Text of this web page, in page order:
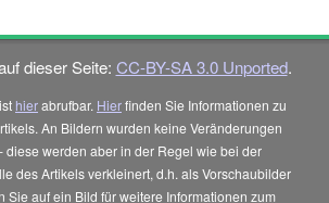
dieser Seite: CC-BY-SA 3.0 Unported.
hierabrufbar. Hierfinden Sie Informationen zu
An Bildern wurden keine Veränderungen
diese werden aber in der Regel wie bei der
des Artikels verkleinert, d.h. als Vorschaubilder
Sie auf ein Bild für weitere Informationen zum